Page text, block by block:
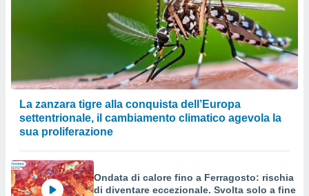
La zanzara tigre alla conquista dell’Europa
settentrionale, il cambiamento climatico agevola la
sua proliferazione
Ondata di calore fino a Ferragosto: rischia
di diventare eccezionale. Svolta solo a fine